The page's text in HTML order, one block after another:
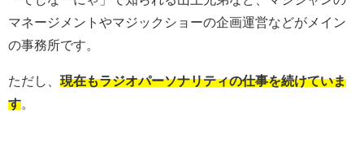
マネージメントやマジックショーの企画運営などがメイン
の事務所です。
ただし、 現在もラジオパーソナリティの仕事を続けていま
す